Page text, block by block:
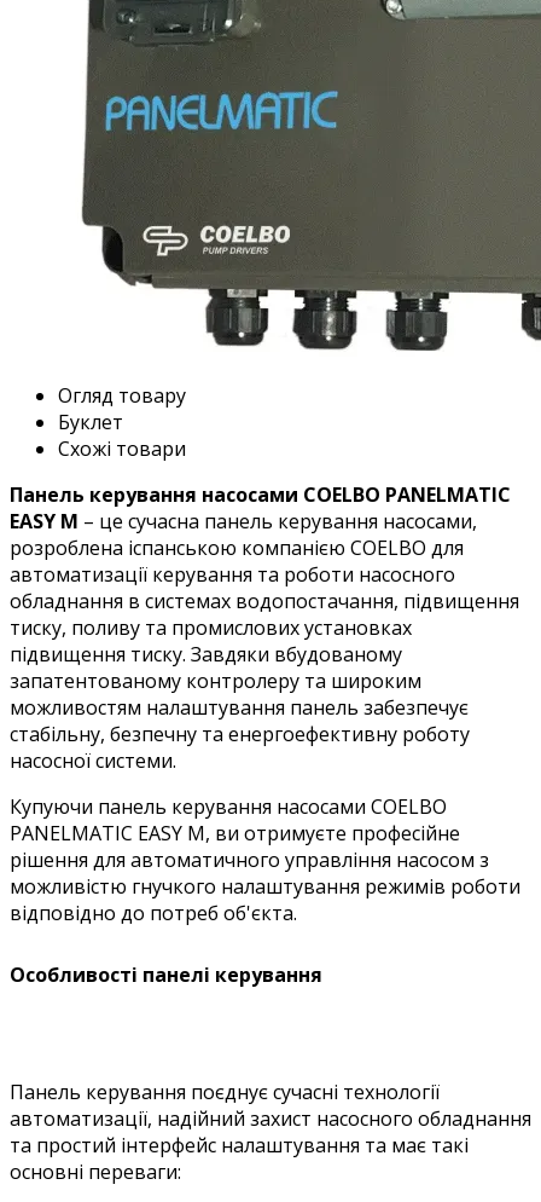
Огляд товару
Буклет
Схожі товари
Панель керування насосами COELBO PANELMATIC
EASY M – це сучасна панель керування насосами,
розроблена іспанською компанією COELBO для
автоматизації керування та роботи насосного
обладнання в системах водопостачання, підвищення
тиску, поливу та промислових установках
підвищення тиску. Завдяки вбудованому
запатентованому контролеру та широким
можливостям налаштування панель забезпечує
стабільну, безпечну та енергоефективну роботу
насосної системи.
Купуючи панель керування насосами COELBO
PANELMATIC EASY M, ви отримуєте професійне
рішення для автоматичного управління насосом з
можливістю гнучкого налаштування режимів роботи
відповідно до потреб об'єкта.
Особливості панелі керування
Панель керування поєднує сучасні технології
автоматизації, надійний захист насосного обладнання
та простий інтерфейс налаштування та має такі
основні переваги: